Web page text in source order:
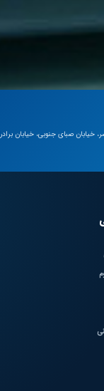
خیابان صبای جنوبی، خیابان